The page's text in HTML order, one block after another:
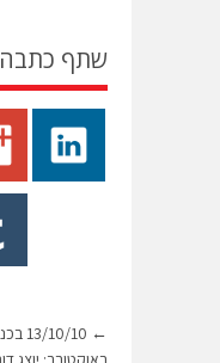
שתף כתבה
←